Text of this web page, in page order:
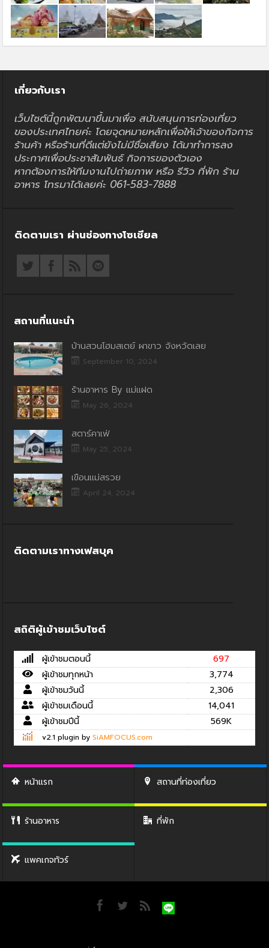
เกี่ยวกับเรา
เว็บไซต์นี้ถูกพัฒนาขึ้นมาเพื่อ สนับสนุนการท่องเที่ยว
ของประเทศไทยค่ะ โดยจุดหมายหลักเพื่อให้เจ้าของกิจการ
ร้านค้า หรือร้านที่ดีแต่ยังไม่มีชื่อเสียง ได้มาทำการลง
ประกาศเพื่อประชาสัมพันธ์ กิจการของตัวเอง
หากต้องการให้ทีมงานไปถ่ายภาพ หรือ รีวิว ที่พัก ร้าน
อาหาร โทรมาได้เลยค่ะ 061-583-7888
ติดตามเรา ผ่านช่องทางโซเชียล
สถานที่แนะนำ
บ้านสวนโฮมสเตย์ ผาขาว จังหวัดเลย
September 10, 2024
ร้านอาหาร By แม่แฝด
May 26, 2024
สตาร์คาเฟ่
May 25, 2024
เขื่อนแม่สรวย
April 24, 2024
ติดตามเราทางเฟสบุค
สถิติผู้เข้าชมเว็บไซต์
ผู้เข้าชมตอนนี้
697
ผู้เข้าชมทุกหน้า
3,774
ผู้เข้าชมวันนี้
2,306
ผู้เข้าชมเดือนนี้
14,041
ผู้เข้าชมปีนี้
569K
v2.1 plugin by SiAMFOCUS.com
หน้าแรก สถานที่ท่องเที่ยว
ร้านอาหาร ที่พัก
แพคเกจทัวร์